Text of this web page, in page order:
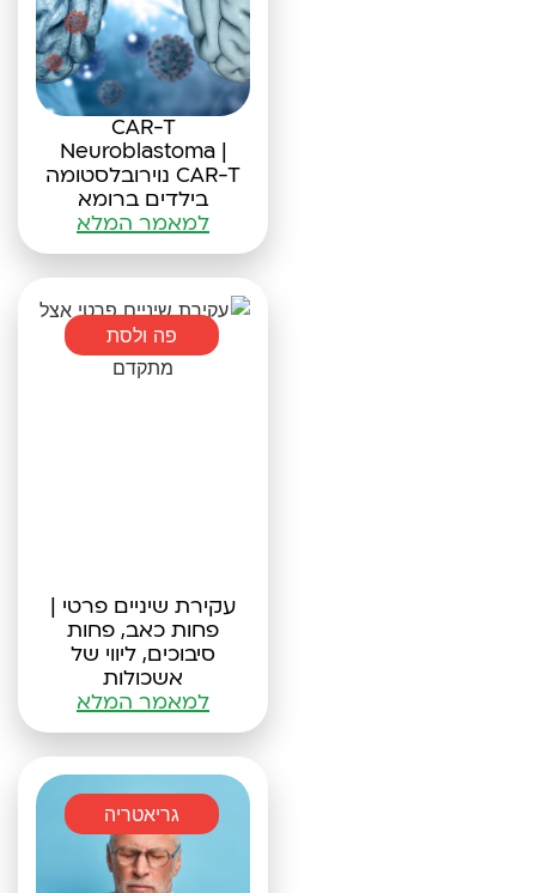
CAR-T
Neuroblastoma |
CAR-T נוירובלסטומה
בילדים ברומא
למאמר המלא
פה ולסת
עקירת שיניים פרטי |
פחות כאב, פחות
סיבוכים, ליווי של
אשכולות
למאמר המלא
גריאטריה